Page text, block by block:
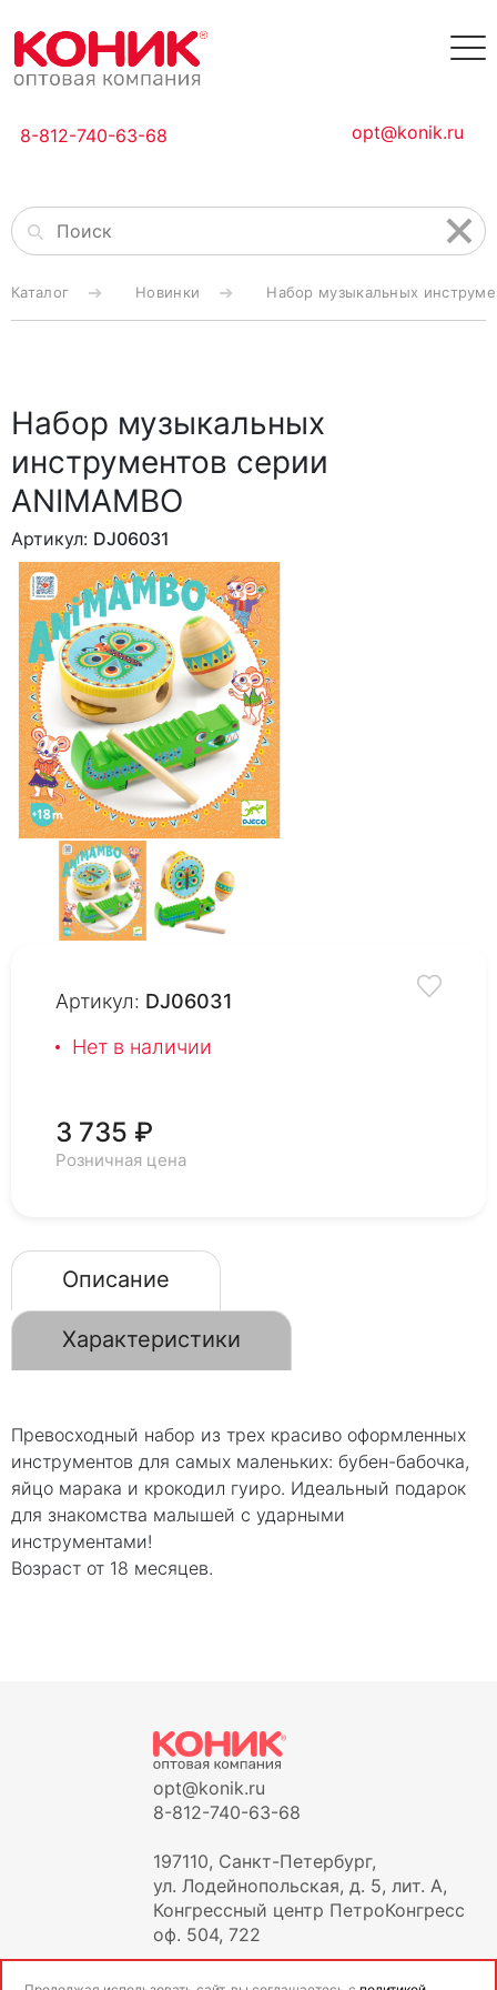
8-812-740-63-68 opt@konik.ru
Каталог Новинки Набор музыкальных
Набор музыкальных
инструментов серии
ANIMAMBO
Артикул: DJ06031
Артикул: DJ06031
Нет в наличии
3 735 ₽
Розничная цена
Описание
Характеристики
Превосходный набор из трех красиво оформленных
инструментов для самых маленьких: бубен-бабочка,
яйцо марака и крокодил гуиро. Идеальный подарок
для знакомства малышей с ударными
инструментами!
Возраст от 18 месяцев.
opt@konik.ru
8-812-740-63-68
197110, Санкт-Петербург,
ул. Лодейнопольская, д. 5, лит. А,
Конгрессный центр ПетроКонгресс
оф. 504, 722